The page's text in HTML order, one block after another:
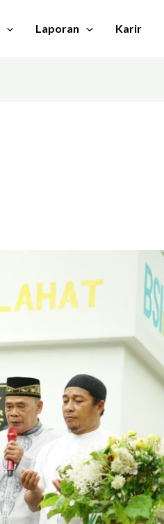
Laporan Karir